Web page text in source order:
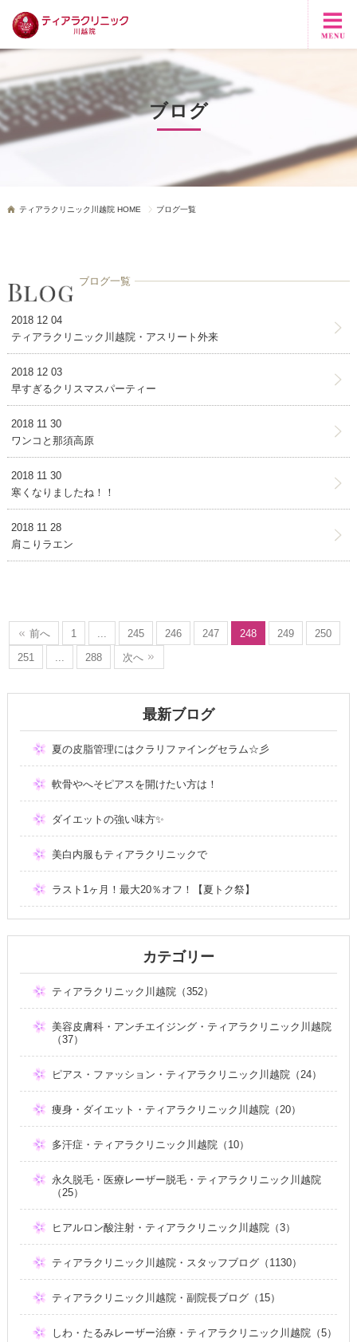
ブログ
ティアラクリニック川越院 HOME ブログ一覧
ブログ一覧
2018 12 04
ティアラクリニック川越院・アスリート外来
2018 12 03
早すぎるクリスマスパーティー
2018 11 30
ワンコと那須高原
2018 11 30
寒くなりましたね！！
2018 11 28
肩こりラエン
前へ 1 245 246 247 248 249
250
251
288 次へ
最新ブログ
夏の皮脂管理にはクラリファイングセラム☆彡
軟骨やへそピアスを開けたい方は！
ダイエットの強い味方✨
美白内服もティアラクリニックで
ラスト1ヶ月！最大20％オフ！【夏トク祭】
カテゴリー
ティアラクリニック川越院（352）
美容皮膚科・アンチエイジング・ティアラクリニック川越院
（37）
ピアス・ファッション・ティアラクリニック川越院（24）
痩身・ダイエット・ティアラクリニック川越院（20）
多汗症・ティアラクリニック川越院（10）
永久脱毛・医療レーザー脱毛・ティアラクリニック川越院
（25）
ヒアルロン酸注射・ティアラクリニック川越院（3）
ティアラクリニック川越院・スタッフブログ（1130）
ティアラクリニック川越院・副院長ブログ（15）
しわ・たるみレーザー治療・ティアラクリニック川越院（5）